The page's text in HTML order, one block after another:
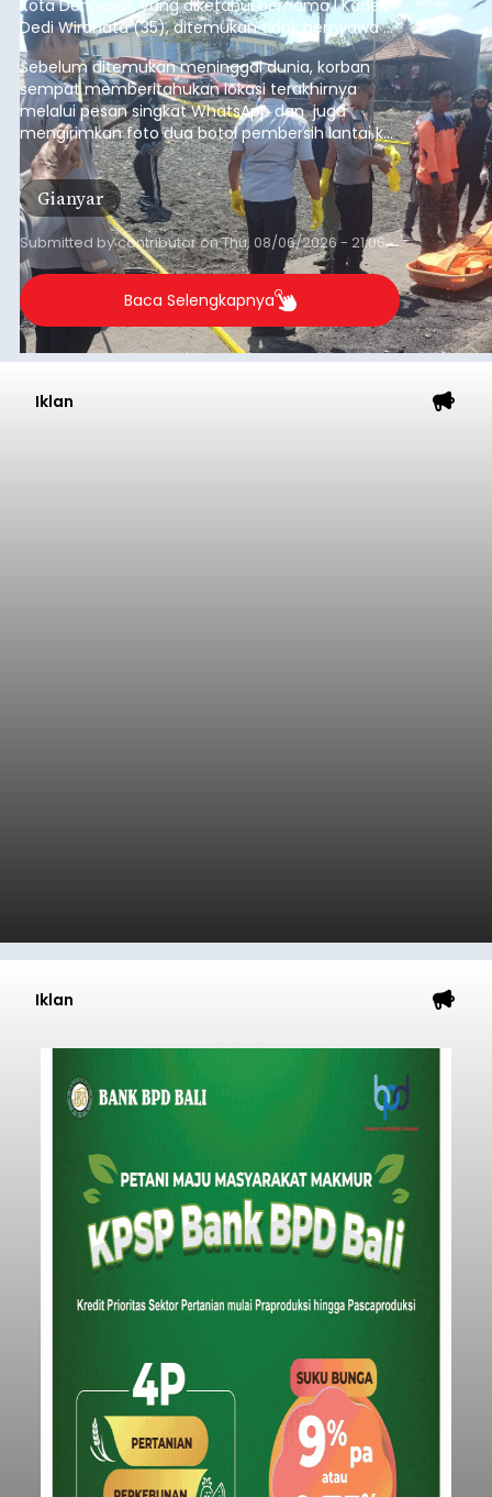
Kota Denpasar, yang diketahui bernama I Kadek
Dedi Wiranata (35), ditemukan tidak bernyawa di
pesisir Pantai Purnama, Sukawati.
Sebelum ditemukan meninggal dunia, korban
sempat memberitahukan lokasi terakhirnya
melalui pesan singkat WhatsApp dan juga
mengirimkan foto dua botol pembersih lantai ke
istrinya.
Gianyar
Submitted bycontributoronThu, 08/06/2026 - 21:06
Baca Selengkapnya
Iklan
Iklan